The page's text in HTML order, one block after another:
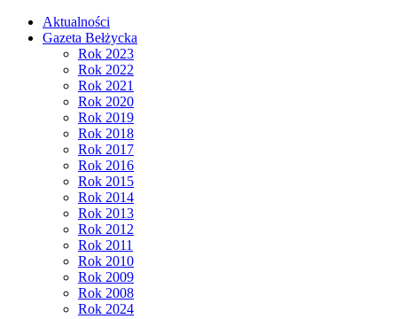
Aktualności
Gazeta Bełżycka
Rok 2023
Rok 2022
Rok 2021
Rok 2020
Rok 2019
Rok 2018
Rok 2017
Rok 2016
Rok 2015
Rok 2014
Rok 2013
Rok 2012
Rok 2011
Rok 2010
Rok 2009
Rok 2008
Rok 2024